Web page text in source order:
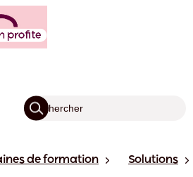
de formation Solutions